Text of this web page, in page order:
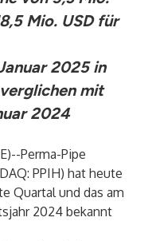
Mio. USD für
2025 in
verglichen mit
2024
)--Perma-Pipe
PPIH) hat heute
Quartal und das am
2024 bekannt